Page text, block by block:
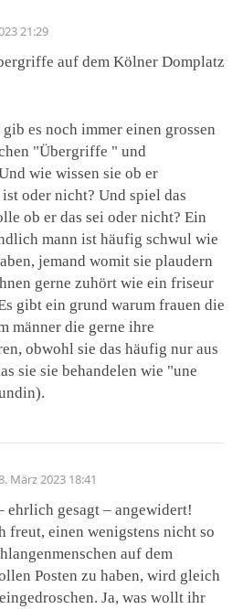
21:29
auf dem Kölner Domplatz
es noch immer einen grossen
"Übergriffe " und
wie wissen sie ob er
oder nicht? Und spiel das
ob er das sei oder nicht? Ein
mann ist häufig schwul wie
jemand womit sie plaudern
gerne zuhört wie ein friseur
gibt ein grund warum frauen die
männer die gerne ihre
obwohl sie das häufig nur aus
sie sie behandelen wie "une
März 2023 18:41
ehrlich gesagt – angewidert!
freut, einen wenigstens nicht so
auf dem
Posten zu haben, wird gleich
Ja, was wollt ihr